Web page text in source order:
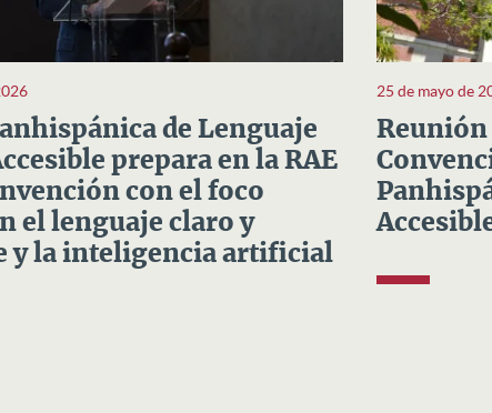
de Lenguaje
prepara en la RAE
con el foco
el lenguaje claro y
y la inteligencia artificial
25 de mayo de